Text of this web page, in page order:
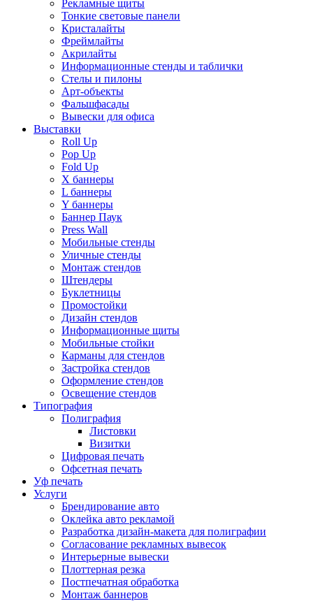
Рекламные щиты
Тонкие световые панели
Кристалайты
Фреймлайты
Акрилайты
Информационные стенды и таблички
Стелы и пилоны
Арт-объекты
Фальшфасады
Вывески для офиса
Выставки
Roll Up
Pop Up
Fold Up
Х баннеры
L баннеры
Y баннеры
Баннер Паук
Press Wall
Мобильные стенды
Уличные стенды
Монтаж стендов
Штендеры
Буклетницы
Промостойки
Дизайн стендов
Информационные щиты
Мобильные стойки
Карманы для стендов
Застройка стендов
Оформление стендов
Освещение стендов
Типография
Полиграфия
Листовки
Визитки
Цифровая печать
Офсетная печать
Уф печать
Услуги
Брендирование авто
Оклейка авто рекламой
Разработка дизайн-макета для полиграфии
Согласование рекламных вывесок
Интерьерные вывески
Плоттерная резка
Постпечатная обработка
Монтаж баннеров